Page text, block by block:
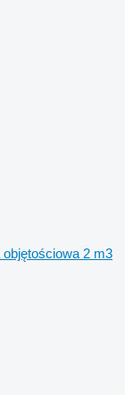
2 m3